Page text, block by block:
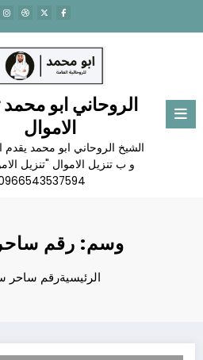
المحتوى
الروحاني ابو محمد
الاموال
الشيخ الروحاني ابو محمد
و ب تنزيل الاموال "تنزيل
وسم: رقم
الرئيسيةرقم ساحر